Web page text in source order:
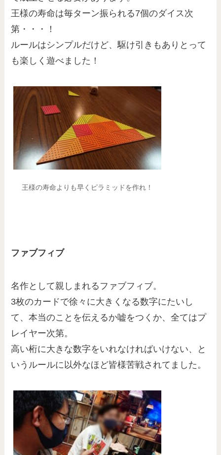
王様の寿命は毎ターン振られる7個のダイス次
第・・・！
ルールはシンプルだけど、駆け引きもありとって
も楽しく遊べました！
王様の寿命よりも早くピラミッドを作れ！
ファブフィブ
名作として親しまれるファブフィブ。
3枚のカードで徐々に大きくなる数字にたいし
て、本当のことを伝えるか嘘をつくか、全てはプ
レイヤー次第。
高い桁に大きな数字をいれなければいけない、と
いうルールに以外なほど皆様苦戦されてました。